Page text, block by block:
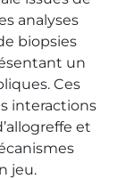
analyses
biopsies
un
Ces
interactions
et
jeu.